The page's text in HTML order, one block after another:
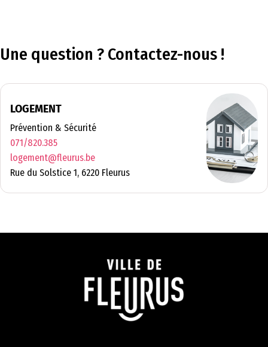
Une question ? Contactez-nous !
LOGEMENT
Prévention & Sécurité
071/820.385
logement@fleurus.be
Rue du Solstice 1, 6220 Fleurus